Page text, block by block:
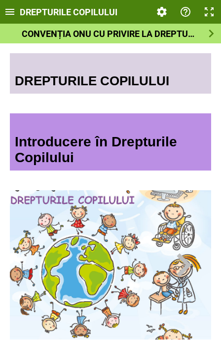
DREPTURILE COPILULUI
CONVENȚIA ONU CU PRIVIRE LA DREPTURILE COPILULUI
DREPTURILE COPILULUI
Introducere în Drepturile
Copilului